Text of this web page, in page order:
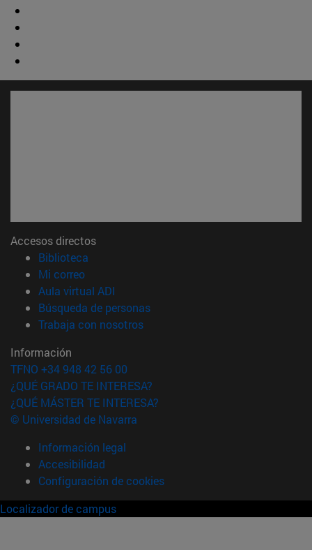
Accesos directos
Biblioteca
Mi correo(abre en nueva ventana)
Aula virtual ADI
Búsqueda de personas(abre en nueva ventana)
Trabaja con nosotros(abre en nueva ventana)
Información
TFNO +34 948 42 56 00
¿QUÉ GRADO TE INTERESA?
¿QUÉ MÁSTER TE INTERESA?
© Universidad de Navarra
Información legal
Accesibilidad
Configuración de cookies
Localizador de campus